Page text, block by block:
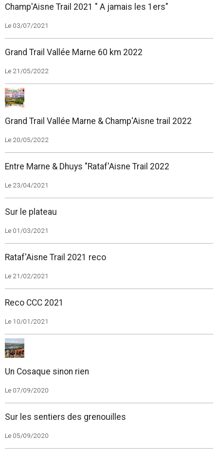
Champ'Aisne Trail 2021 " A jamais les 1ers"
Le 03/07/2021
Grand Trail Vallée Marne 60 km 2022
Le 21/05/2022
Grand Trail Vallée Marne & Champ'Aisne trail 2022
Le 20/05/2022
Entre Marne & Dhuys "Rataf'Aisne Trail 2022
Le 23/04/2021
Sur le plateau
Le 01/03/2021
Rataf'Aisne Trail 2021 reco
Le 21/02/2021
Reco CCC 2021
Le 10/01/2021
Un Cosaque sinon rien
Le 07/09/2020
Sur les sentiers des grenouilles
Le 05/09/2020